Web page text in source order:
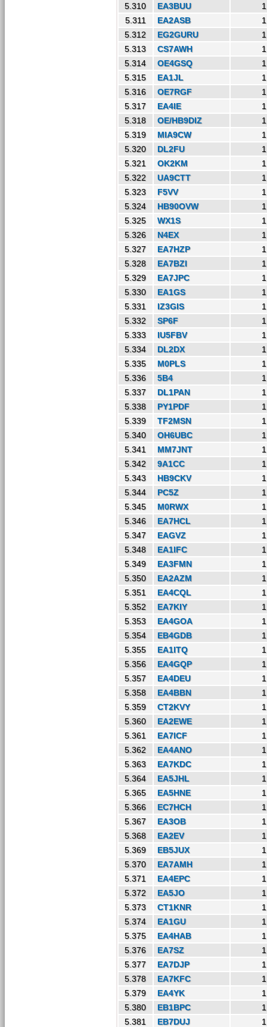
5.310 EA3BUU
1
5.311
EA2ASB
1
5.312
EG2GURU
1
5.313
CS7AWH
1
5.314
OE4GSQ
1
5.315
EA1JL
1
5.316
OE7RGF
1
5.317
EA4IE
1
5.318
OE/HB9DIZ
1
5.319
MIA9CW
1
5.320
DL2FU
1
5.321
OK2KM
1
5.322
UA9CTT
1
5.323
F5VV
1
5.324
HB90OVW
1
5.325
WX1S
1
5.326
N4EX
1
5.327
EA7HZP
1
5.328
EA7BZI
1
5.329
EA7JPC
1
5.330
EA1GS
1
5.331
IZ3GIS
1
5.332
SP6F
1
5.333
IU5FBV
1
5.334
DL2DX
1
5.335
M0PLS
1
5.336
5B4
1
5.337
DL1PAN
1
5.338
PY1PDF
1
5.339
TF2MSN
1
5.340
OH6UBC
1
5.341
MM7JNT
1
5.342
9A1CC
1
5.343
HB9CKV
1
5.344
PC5Z
1
5.345
M0RWX
1
5.346
EA7HCL
1
5.347
EAGVZ
1
5.348
EA1IFC
1
5.349
EA3FMN
1
5.350
EA2AZM
1
5.351
EA4CQL
1
5.352
EA7KIY
1
5.353
EA4GOA
1
5.354
EB4GDB
1
5.355
EA1ITQ
1
5.356
EA4GQP
1
5.357
EA4DEU
1
5.358
EA4BBN
1
5.359
CT2KVY
1
5.360
EA2EWE
1
5.361
EA7ICF
1
5.362
EA4ANO
1
5.363
EA7KDC
1
5.364
EA5JHL
1
5.365
EA5HNE
1
5.366
EC7HCH
1
5.367
EA3OB
1
5.368
EA2EV
1
5.369
EB5JUX
1
5.370
EA7AMH
1
5.371
EA4EPC
1
5.372
EA5JO
1
5.373
CT1KNR
1
5.374
EA1GU
1
5.375
EA4HAB
1
5.376
EA7SZ
1
5.377
EA7DJP
1
5.378
EA7KFC
1
5.379
EA4YK
1
5.380
EB1BPC
1
5.381
EB7DUJ
1